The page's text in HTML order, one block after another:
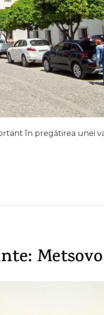
în pregătirea unei